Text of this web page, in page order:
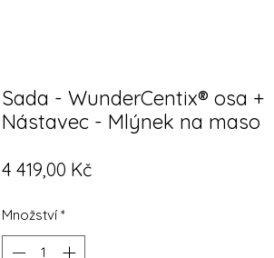
Sada - WunderCentix® osa +
Nástavec - Mlýnek na maso
4 419,00 KčCena
Množství *